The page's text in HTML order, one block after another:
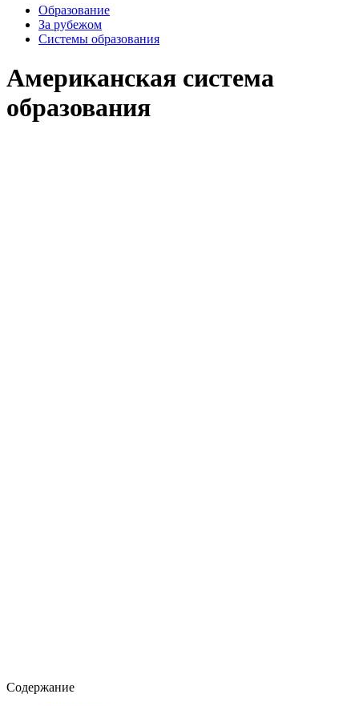
Образование
За рубежом
Системы образования
Американская система
образования
Содержание